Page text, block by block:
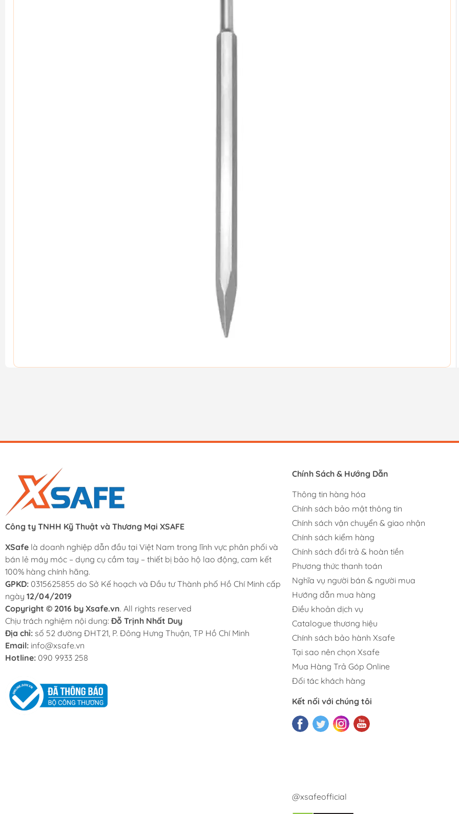
Công ty TNHH Kỹ Thuật và Thương Mại XSAFE
XSafe là doanh nghiệp dẫn đầu tại Việt Nam trong lĩnh vực phân phối và
bán lẻ máy móc – dụng cụ cầm tay – thiết bị bảo hộ lao động, cam kết
100% hàng chính hãng.
GPKD: 0315625855 do Sở Kế hoạch và Đầu tư Thành phố Hồ Chí Minh cấp
ngày 12/04/2019
Copyright © 2016 by Xsafe.vn. All rights reserved
Chịu trách nghiệm nội dung: Đỗ Trịnh Nhất Duy
Địa chỉ: số 52 đường ĐHT21, P. Đông Hưng Thuận, TP Hồ Chí Minh
Email: info@xsafe.vn
Hotline: 090 9933 258
Chính Sách & Hướng Dẫn
Thông tin hàng hóa
Chính sách bảo mật thông tin
Chính sách vận chuyển & giao nhận
Chính sách kiểm hàng
Chính sách đổi trả & hoàn tiền
Phương thức thanh toán
Nghĩa vụ người bán & người mua
Hướng dẫn mua hàng
Điều khoản dịch vụ
Catalogue thương hiệu
Chính sách bảo hành Xsafe
Tại sao nên chọn Xsafe
Mua Hàng Trả Góp Online
Đối tác khách hàng
Kết nối với chúng tôi
@xsafeofficial